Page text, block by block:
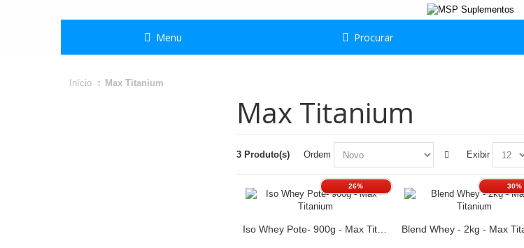
Menu Procurar
Início Max Titanium
Max Titanium
3 Produto(s) Ordem Exibir
Iso Whey Pote- 900g - Max Titanium
26%
DESCONTO.
30%